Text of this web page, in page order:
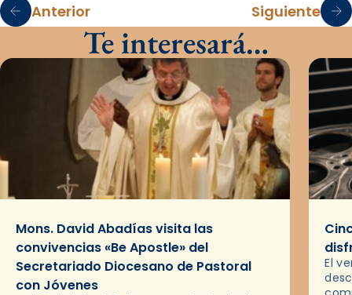
Anterior Siguiente
Te interesará…
Mons. David Abadías visita las
convivencias «Be Apostle» del
Secretariado Diocesano de Pastoral
con Jóvenes
El